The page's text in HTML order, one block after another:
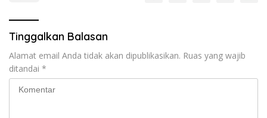
Tinggalkan Balasan
Alamat email Anda tidak akan dipublikasikan. Ruas yang wajib
ditandai *